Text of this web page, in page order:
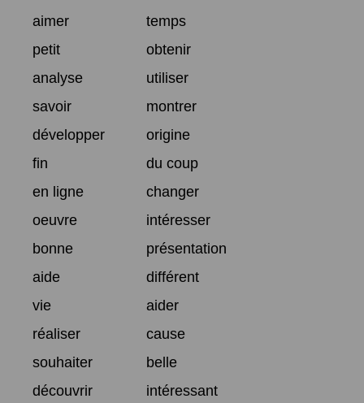
aimer
temps
petit
obtenir
analyse
utiliser
savoir
montrer
développer
origine
fin
du coup
en ligne
changer
oeuvre
intéresser
bonne
présentation
aide
différent
vie
aider
réaliser
cause
souhaiter
belle
découvrir
intéressant